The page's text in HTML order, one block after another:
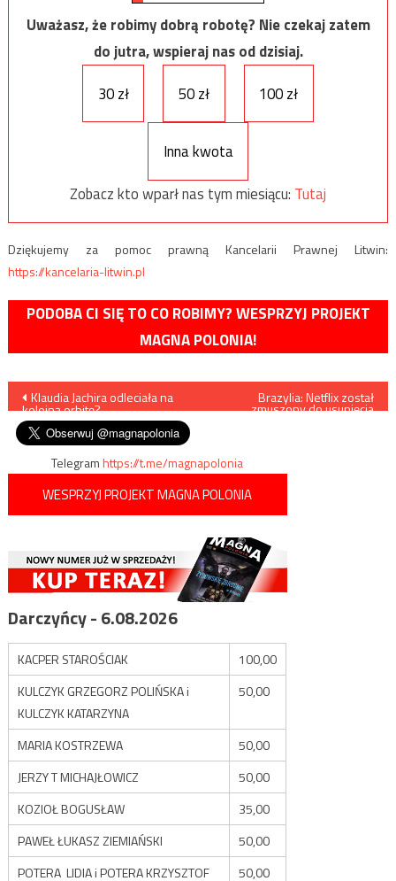
Uważasz, że robimy dobrą robotę? Nie czekaj zatem
do jutra, wspieraj nas od dzisiaj.
30 zł
50 zł 100 zł
Inna kwota
Zobacz kto wparł nas tym miesiącu: Tutaj
Dziękujemy za pomoc prawną Kancelarii Prawnej Litwin:
https://kancelaria-litwin.pl
PODOBA CI SIĘ TO CO ROBIMY? WESPRZYJ PROJEKT
MAGNA POLONIA!
Nawigacja
wpisu
Klaudia Jachira odleciała na
kolejną orbitę?
Brazylia: Netflix został
zmuszony do usunięcia
Telegramhttps://t.me/magnapolonia
WESPRZYJ PROJEKT MAGNA POLONIA
Darczyńcy - 6.08.2026
KACPER STAROŚCIAK
100,00
KULCZYK GRZEGORZ POLIŃSKA i
KULCZYK KATARZYNA
50,00
MARIA KOSTRZEWA
50,00
JERZY T MICHAJŁOWICZ
50,00
KOZIOŁ BOGUSŁAW
35,00
PAWEŁ ŁUKASZ ZIEMIAŃSKI
50,00
POTERA LIDIA i POTERA KRZYSZTOF
50,00